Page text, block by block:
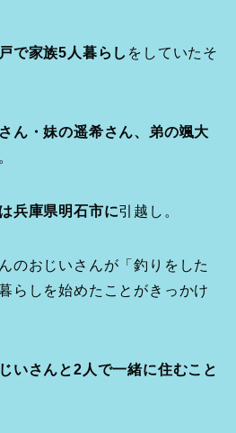
で家族5人暮らし をしていたそ
ん・妹の遥希さん、弟の颯大
兵庫県明石市に引越し。
のおじいさんが「釣りをした
らしを始めたことがきっかけ
いさんと2人で一緒に住むこと